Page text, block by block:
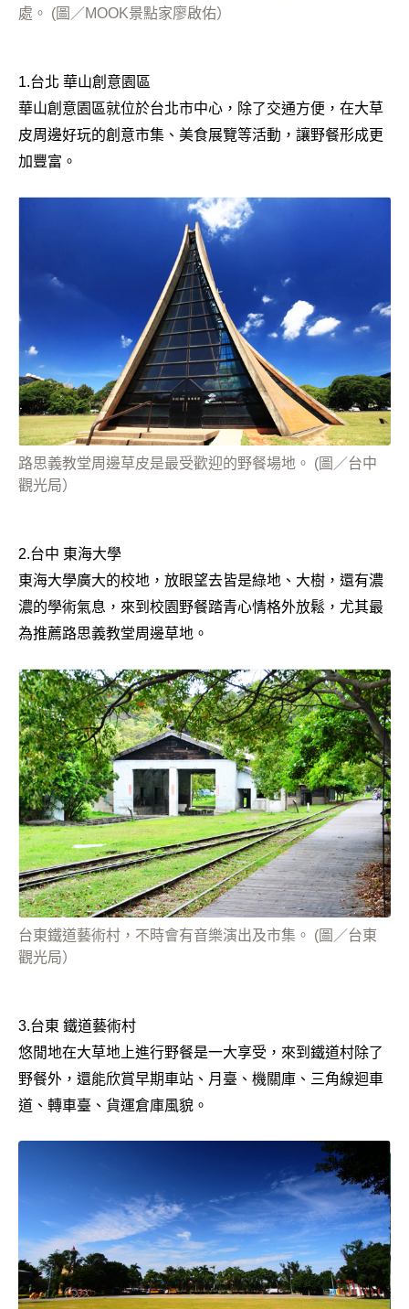
處。 (圖／MOOK景點家廖啟佑）
1.台北 華山創意園區
華山創意園區就位於台北市中心，除了交通方便，在大草
皮周邊好玩的創意市集、美食展覽等活動，讓野餐形成更
加豐富。
路思義教堂周邊草皮是最受歡迎的野餐場地。 (圖／台中
觀光局）
2.台中 東海大學
東海大學廣大的校地，放眼望去皆是綠地、大樹，還有濃
濃的學術氣息，來到校園野餐踏青心情格外放鬆，尤其最
為推薦路思義教堂周邊草地。
台東鐵道藝術村，不時會有音樂演出及市集。 (圖／台東
觀光局）
3.台東 鐵道藝術村
悠閒地在大草地上進行野餐是一大享受，來到鐵道村除了
野餐外，還能欣賞早期車站、月臺、機關庫、三角線迴車
道、轉車臺、貨運倉庫風貌。